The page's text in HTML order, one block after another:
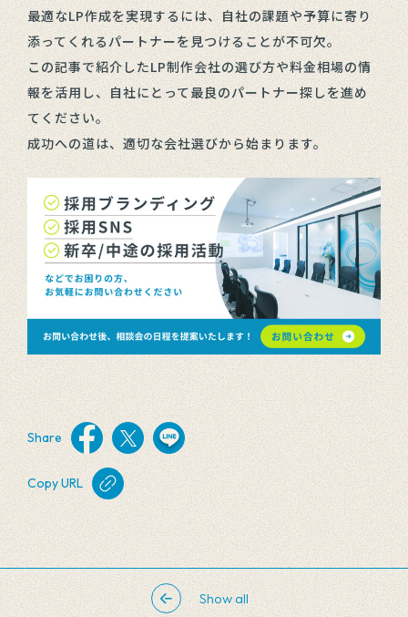
最適なLP作成を実現するには、自社の課題や予算に寄り
添ってくれるパートナーを見つけることが不可欠。
この記事で紹介したLP制作会社の選び方や料金相場の情
報を活用し、自社にとって最良のパートナー探しを進め
てください。
成功への道は、適切な会社選びから始まります。
Share
Copy URL
Show all